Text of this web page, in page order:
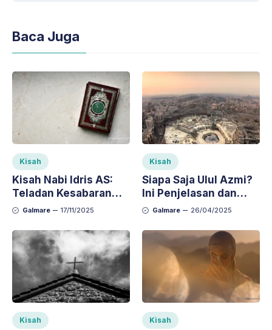
Baca Juga
Kisah
Kisah Nabi Idris AS:
Teladan Kesabaran
dan Kecintaan pada
Galmare 17/11/2025
Kisah
Siapa Saja Ulul Azmi?
Ini Penjelasan dan
Kisah Teladannya
Galmare 26/04/2025
Kisah Kisah